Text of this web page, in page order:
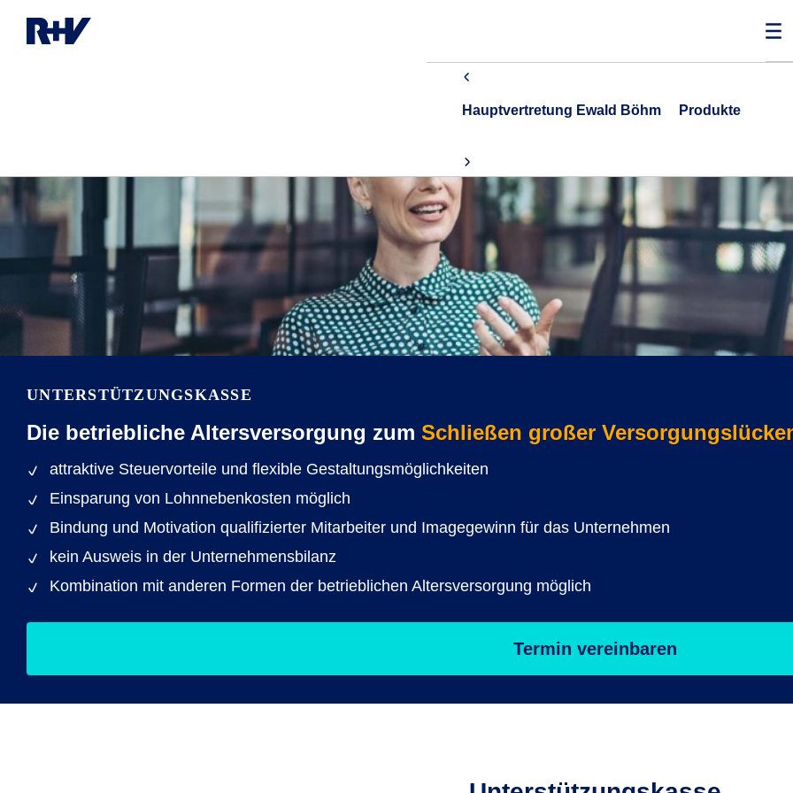
Hauptvertretung Ewald Böhm Produkte
UNTERSTÜTZUNGS­KASSE
Die betriebliche Altersversorgung zum Schließen großer
attraktive Steuervorteile und flexible Gestaltungsmöglichkeiten
Einsparung von Lohnnebenkosten möglich
Bindung und Motivation qualifizierter Mitarbeiter und Imagegewinn für das Unternehmen
kein Ausweis in der Unternehmensbilanz
Kombination mit anderen Formen der betrieblichen Altersversorgung möglich
Termin vereinbaren